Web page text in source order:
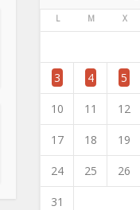
L M X
3 4 5
10 11 12
17 18 19
24 25 26
31